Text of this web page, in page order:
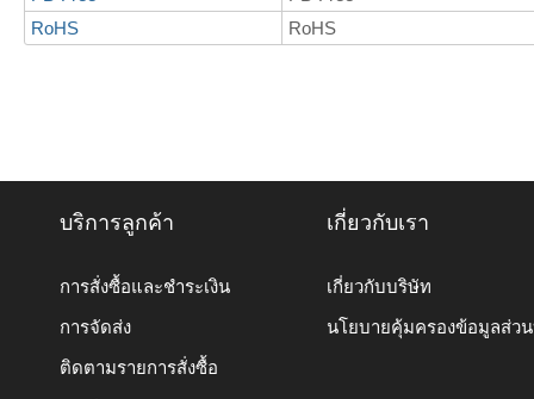
RoHS
RoHS
บริการลูกค้า
การสั่งซื้อและชำระเงิน
การจัดส่ง
ติดตามรายการสั่งซื้อ
เกี่ยวกับเรา
เกี่ยวกับบริษัท
นโยบายคุ้มครองข้อมูลส่ว